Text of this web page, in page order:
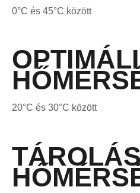
0°C és 45°C között
20°C és 30°C között